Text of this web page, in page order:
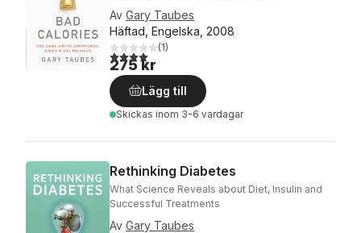
Av Gary Taubes
Häftad, Engelska, 2008
4,0utav 5 stjärnor. Totalt antal röster:
(1)
275 kr
Lägg till
Skickas inom 3-6 vardagar
Rethinking Diabetes
What Science Reveals about Diet, Insulin and
Successful Treatments
Av Gary Taubes